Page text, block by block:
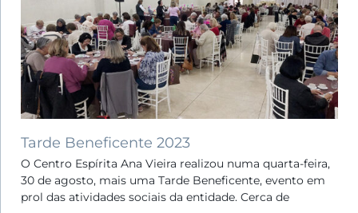
Tarde Beneficente 2023
O Centro Espírita Ana Vieira realizou numa quarta-feira,
30 de agosto, mais uma Tarde Beneficente, evento em
prol das atividades sociais da entidade. Cerca de